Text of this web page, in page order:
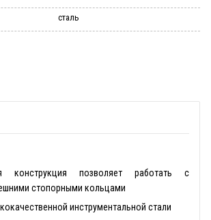
сталь
конструкция позволяет работать с
стопорными кольцами
инструментальной стали